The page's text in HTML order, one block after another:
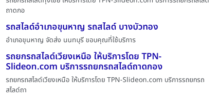
ถาดกอ
รถสไลด์อำเภอขุนหาญ รถสไลด์ บางบัวทอง
อำเภอขุนหาญ จัดส่ง นนทบุรี ขอบคุณที่ใช้บริการ
รถยกรถสไลด์เวียงเหนือ ให้บริการโดย TPN-
Slideon.com บริการรถยกรถสไลด์ถาดกอง
รถยกรถสไลด์เวียงเหนือ ให้บริการโดย TPN-Slideon.com บริการรถยกรถ
สไลด์ถา